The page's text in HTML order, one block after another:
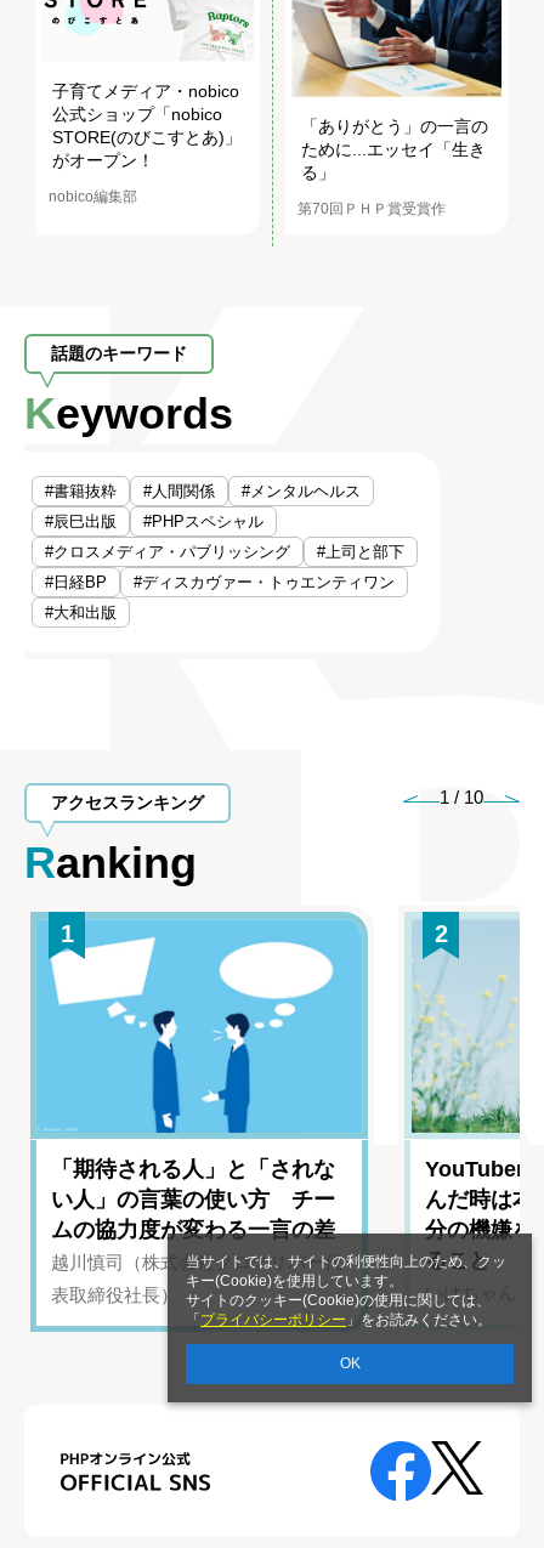
当サイトでは、サイトの利便性向上のため、クッ
キー(Cookie)を使用しています。
サイトのクッキー(Cookie)の使用に関しては、
「 プライバシーポリシー 」をお読みください。
OK
子育てメディア・nobico
公式ショップ「nobico
STORE(のびこすとあ)」
がオープン！
nobico編集部
「ありがとう」の一言の
ために...エッセイ「生き
る」
第70回ＰＨＰ賞受賞作
話題のキーワード
Keywords
#書籍抜粋 #人間関係
#メンタルヘルス
#辰巳出版
#PHPスペシャル
#クロスメディア・パブリッシング
#上司と部下
#日経BP
#ディスカヴァー・トゥエンティワン
#大和出版
アクセスランキング
Ranking
1 / 10
1
「期待される人」と「されな
い人」の言葉の使い方 チー
ムの協力度が変わる一言の差
越川慎司（株式会社クロスリバー代
表取締役社長）
2
YouTuber
んだ時は
分の機嫌を
ること
いけちゃん（